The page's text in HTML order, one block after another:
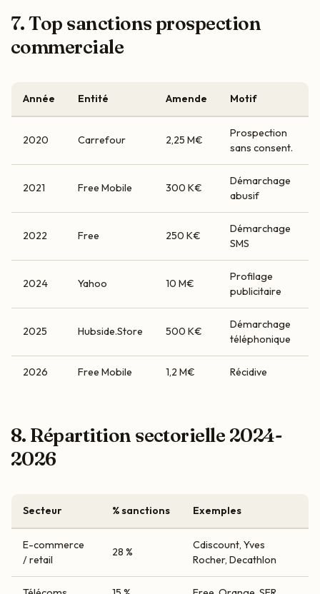
7. Top sanctions prospection
commerciale
Année Entité Amende Motif
2020 Carrefour 2,25 M€
Prospection
sans consent.
2021 Free Mobile 300 K€
Démarchage
abusif
2022 Free 250 K€
Démarchage
SMS
2024 Yahoo 10 M€
Profilage
publicitaire
2025 Hubside.Store 500 K€
Démarchage
téléphonique
2026 Free Mobile 1,2 M€ Récidive
8. Répartition sectorielle 2024-
2026
Secteur % sanctions Exemples
E-commerce
/ retail
28 %
Cdiscount, Yves
Rocher, Decathlon